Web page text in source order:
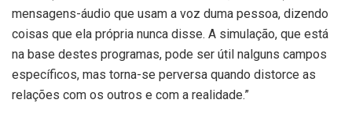
mensagens-áudio que usam a voz duma pessoa, dizendo
coisas que ela própria nunca disse. A simulação, que está
na base destes programas, pode ser útil nalguns campos
específicos, mas torna-se perversa quando distorce as
relações com os outros e com a realidade.”